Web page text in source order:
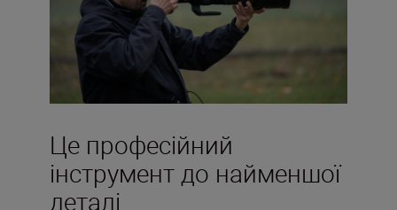
Це професійний
інструмент до найменшої
деталі